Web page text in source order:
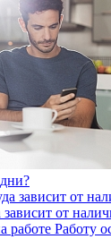
от
Работу